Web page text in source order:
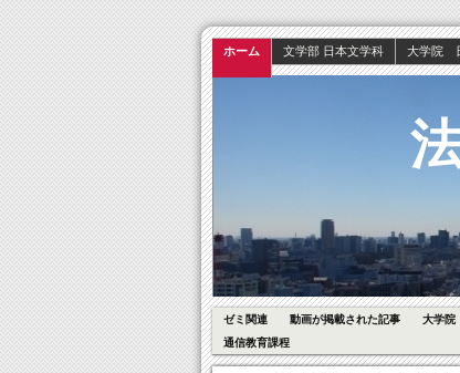
ホーム 文学部 日本文学科 大学院
ゼミ関連 動画が掲載された記事 大学院
通信教育課程